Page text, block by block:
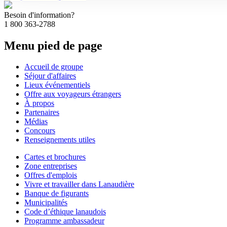
Besoin d'information?
1 800 363-2788
Menu pied de page
Accueil de groupe
Séjour d'affaires
Lieux événementiels
Offre aux voyageurs étrangers
À propos
Partenaires
Médias
Concours
Renseignements utiles
Cartes et brochures
Zone entreprises
Offres d'emplois
Vivre et travailler dans Lanaudière
Banque de figurants
Municipalités
Code d’éthique lanaudois
Programme ambassadeur